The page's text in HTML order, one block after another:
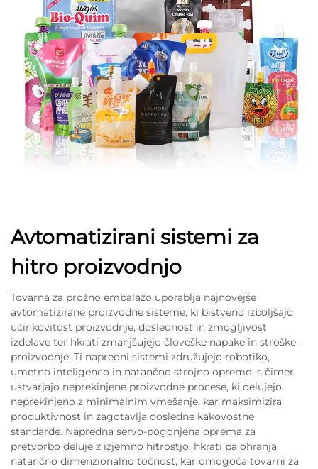
Avtomatizirani sistemi za
hitro proizvodnjo
Tovarna za prožno embalažo uporablja najnovejše
avtomatizirane proizvodne sisteme, ki bistveno izboljšajo
učinkovitost proizvodnje, doslednost in zmogljivost
izdelave ter hkrati zmanjšujejo človeške napake in stroške
proizvodnje. Ti napredni sistemi združujejo robotiko,
umetno inteligenco in natančno strojno opremo, s čimer
ustvarjajo neprekinjene proizvodne procese, ki delujejo
neprekinjeno z minimalnim vmešanje, kar maksimizira
produktivnost in zagotavlja dosledne kakovostne
standarde. Napredna servo-pogonjena oprema za
pretvorbo deluje z izjemno hitrostjo, hkrati pa ohranja
natančno dimenzionalno točnost, kar omogoča tovarni za